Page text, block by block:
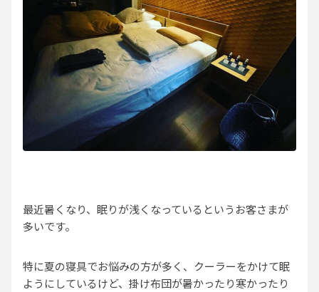
最近暑くなり、眠りが浅くなっているというお客さまが
多いです。
特に夏の寝具でお悩みの方が多く、クーラーをかけて眠
ようにしているけど、掛け布団が暑かったり寒かったり